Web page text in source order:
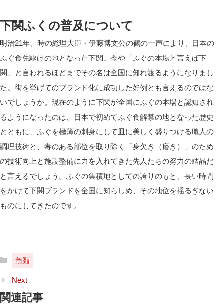
下関ふくの普及について
明治21年、時の総理大臣・伊藤博文公の鶴の一声により、日本の
ふぐ食先駆けの地となった下関。今や「ふぐの本場と言えば下
関」と言われるほどまでその名は全国に知れ渡るようになりまし
た。街を挙げてのブランド化に成功した好例とも言えるのではな
いでしょうか。現在のように下関が全国にふぐの本場と認知され
るようになったのは、日本で初めてふぐ食解禁の地となった歴史
とともに、ふぐを極薄の刺身にして皿に美しく盛りつける職人の
調理技術と、毒のある部位を取り除く「身欠き（磨き）」のため
の技術向上と施設整備に力を入れてきた先人たちの努力の結晶だ
と言えるでしょう。ふぐの集積地としての誇りのもと、長い時間
をかけて下関ブランドを全国に知らしめ、その地位を揺るぎない
ものにしてきたのです。
カ
ゴ
リ
ー
魚類
関連記事